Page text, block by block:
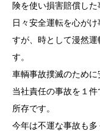
険を使い損害賠償した
日々安全運転を心が
すが、時として漫然
す。
車輌事故撲滅のために
当社責任の事故を１
所存です。
今年は不運な事故も